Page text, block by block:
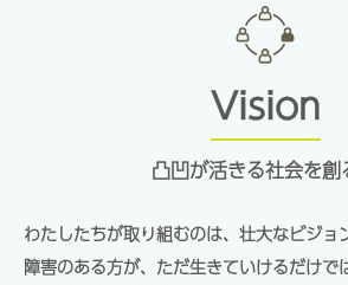
Vision
凸凹が活きる社会を創
わたしたちが取り組むのは、壮大なビジョ
障害のある方が、ただ生きていけるだけで